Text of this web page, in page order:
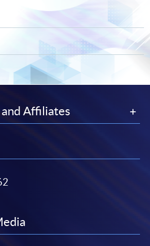
頒授課程內其他單元
同一學歷頒授課程及其他單元或繳
，提供網上服務，如學員就讀的課
程負責人會通知學員有關程序。
、「微信支付」(Online WeChat
(Online Alipay) 或 「轉數快」(FPS)
得」為取錄方式的課程，請填妥
Affiliates